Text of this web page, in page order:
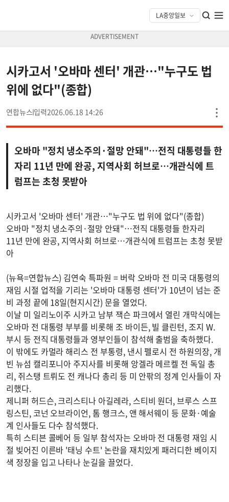
시카고서 '오바마 센터' 개관…"누구도 법
위에 없다"(종합)
연합뉴스 2026.06.18 14:26
오바마 "정치 냉소주의·절망 안돼"…전직 대통령들 한
자리 11년 만에 완공, 지역사회 허브로…개관식에 트
럼프는 초청 못받아
시카고서 '오바마 센터' 개관…"누구도 법 위에 없다"(종합)
오바마 "정치 냉소주의·절망 안돼"…전직 대통령들 한자리
11년 만에 완공, 지역사회 허브로…개관식에 트럼프는 초청 못받
아
(뉴욕=연합뉴스) 김연숙 특파원 = 버락 오바마 전 미국 대통령의
재임 시절 업적을 기리는 '오바마 대통령 센터'가 10년이 넘는 준
비 과정 끝에 18일(현지시간) 문을 열었다.
이날 미 일리노이주 시카고 남부 잭슨 파크에서 열린 개막식에는
오바마 전 대통령 부부를 비롯해 조 바이든, 빌 클린턴, 조지 W.
부시 등 전직 대통령들과 영부인들이 참석해 출범을 축하했다.
이 밖에도 카멀라 해리스 전 부통령, 낸시 펠로시 전 하원의장, 개
빈 뉴섬 캘리포니아 주지사를 비롯해 앙겔라 메르켈 전 독일 총
리, 쥐스탱 트뤼도 전 캐나다 총리 등 미 안팎의 정계 인사들이 자
리했다.
제니퍼 허드슨, 크리스티나 아길레라, 스티비 원더, 브루스 스프
링스틴, 코넌 오브라이언, 톰 행크스, 앤 해서웨이 등 문화·예술
계 인사들도 다수 참석했다.
특히 스티븐 콜베어 등 일부 참석자는 오바마 전 대통령 재임 시
절 빚어진 이른바 '태닝 수트' 논란을 재치있게 패러디한 베이지
색 정장을 입고 나타나 눈길을 끌었다.